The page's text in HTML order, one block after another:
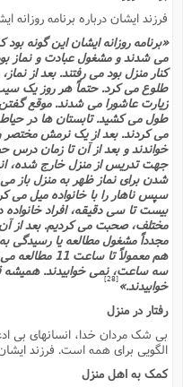
فرزند ایشان درباره برنامه روزانه
«برنامه روزانه ایشان این گونه
مى شدند و مشغول عبادت و نماز
کنار منزل بود مى رفتند. بعد از
طلوع مى کرد. حتماً هر روز یک
زیارت عاشورا مى شدند. موقع
طول مى کشید. تابستان ها در حیاط
مى کردند. بعد از یک نرمش مختصر
خواندند و بعد از آن تا زمان
جهت تدریس از منزل خارج شده،
شدن براى نماز ظهر به منزل باز
سپس ناهار را با خانواده میل مى
بیست تا سى دقیقه، افراد
مختلف، صحبت مى کردیم. بعد از
مجدداً مشغول مطالعه یا رسیدگى
هم معمولاً تا
سه ساعت، نمى خوابیدند. همیشه
خوابیدند.»
رفتار در منزل
بى شک مردان خدا، انسانهاى بى
الگویى براى همه است. فرزند
کمک به اهل منزل